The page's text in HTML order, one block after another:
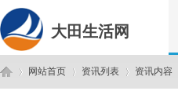
大田生活网
网站首页 资讯列表 资讯内容